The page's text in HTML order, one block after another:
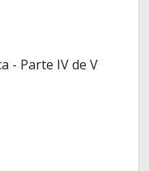
- Parte IV de V